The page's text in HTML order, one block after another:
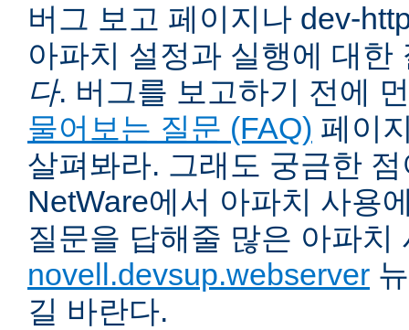
버그 보고 페이지나 dev-
아파치 설정과 실행에 대
다. 버그를 보고하기 전에
물어보는 질문 (FAQ) 페이
살펴봐라. 그래도 궁금한
NetWare에서 아파치 사용
질문을 답해줄 많은 아파치
novell.devsup.webserver
길 바란다.